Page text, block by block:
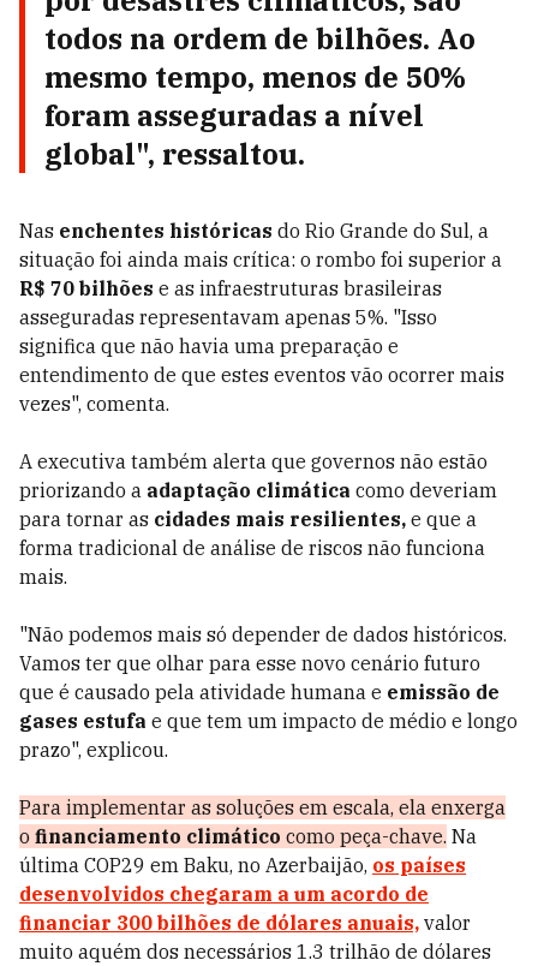
todos na ordem de bilhões. Ao
mesmo tempo, menos de 50%
foram asseguradas a nível
global", ressaltou.
Nas enchentes históricas do Rio Grande do Sul, a
situação foi ainda mais crítica: o rombo foi superior a
R$ 70 bilhões e as infraestruturas brasileiras
asseguradas representavam apenas 5%. "Isso
significa que não havia uma preparação e
entendimento de que estes eventos vão ocorrer mais
vezes", comenta.
A executiva também alerta que governos não estão
priorizando a adaptação climática como deveriam
para tornar as cidades mais resilientes, e que a
forma tradicional de análise de riscos não funciona
mais.
"Não podemos mais só depender de dados históricos.
Vamos ter que olhar para esse novo cenário futuro
que é causado pela atividade humana e emissão de
gases estufa e que tem um impacto de médio e longo
prazo", explicou.
Para implementar as soluções em escala, ela enxerga
o financiamento climático como peça-chave. Na
última COP29 em Baku, no Azerbaijão, os países
desenvolvidos chegaram a um acordo de
financiar 300 bilhões de dólares anuais, valor
muito aquém dos necessários 1.3 trilhão de dólares